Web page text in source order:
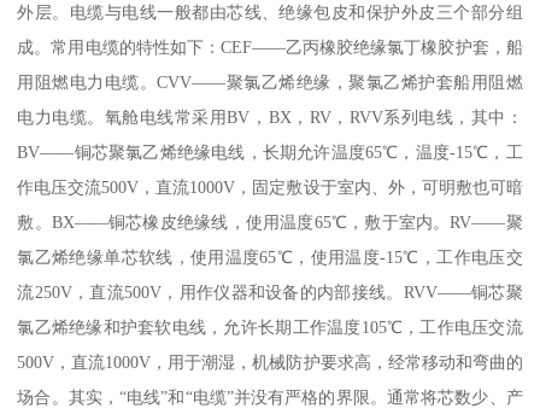
外层。电缆与电线一般都由芯线、绝缘包皮和保护外皮三个部分组
成。常用电缆的特性如下：CEF——乙丙橡胶绝缘氯丁橡胶护套，船
用阻燃电力电缆。CVV——聚氯乙烯绝缘，聚氯乙烯护套船用阻燃
电力电缆。氧舱电线常采用BV，BX，RV，RVV系列电线，其中：
BV——铜芯聚氯乙烯绝缘电线，长期允许温度65℃，温度-15℃，工
作电压交流500V，直流1000V，固定敷设于室内、外，可明敷也可暗
敷。BX——铜芯橡皮绝缘线，使用温度65℃，敷于室内。RV——聚
氯乙烯绝缘单芯软线，使用温度65℃，使用温度-15℃，工作电压交
流250V，直流500V，用作仪器和设备的内部接线。RVV——铜芯聚
氯乙烯绝缘和护套软电线，允许长期工作温度105℃，工作电压交流
500V，直流1000V，用于潮湿，机械防护要求高，经常移动和弯曲的
场合。其实，“电线”和“电缆”并没有严格的界限。通常将芯数少、产